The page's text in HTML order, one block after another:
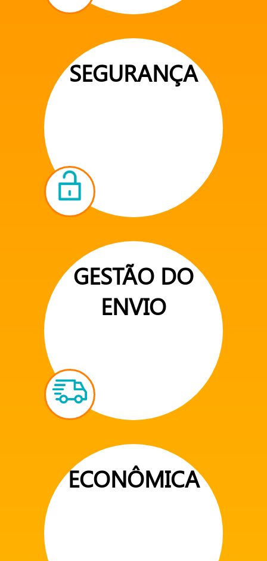
SEGURANÇA
GESTÃO DO
ENVIO
ECONÔMICA